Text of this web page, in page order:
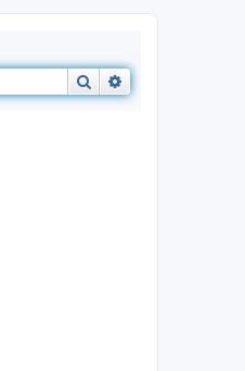
Suche